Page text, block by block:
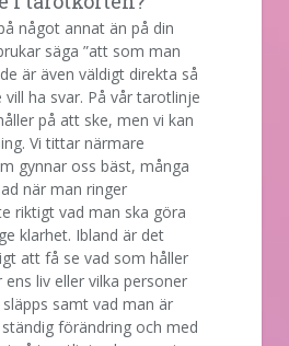
något annat än på din
säga ”att som man
är även väldigt direkta så
ha svar. På vår tarotlinje
på att ske, men vi kan
Vi tittar närmare
gynnar oss bäst, många
när man ringer
riktigt vad man ska göra
klarhet. Ibland är det
att få se vad som håller
liv eller vilka personer
samt vad man är
förändring och med